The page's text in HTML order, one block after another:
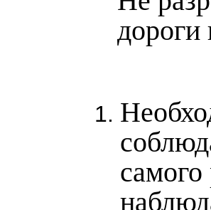
дороги
самого